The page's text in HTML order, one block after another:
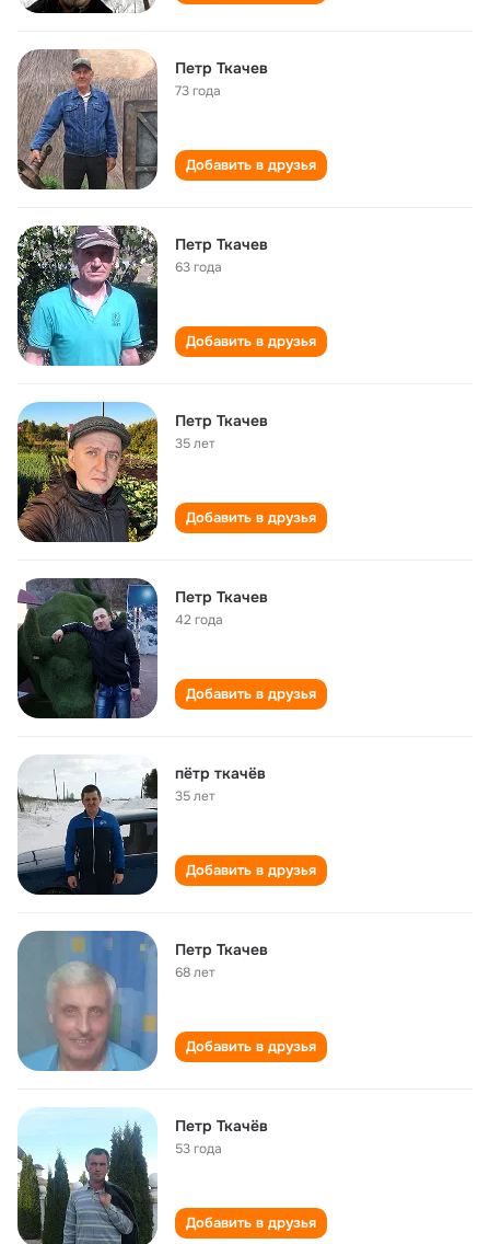
Петр Ткачев
73 года
Добавить в друзья
Петр Ткачев
63 года
Добавить в друзья
Петр Ткачев
35 лет
Добавить в друзья
Петр Ткачев
42 года
Добавить в друзья
пётр ткачёв
35 лет
Добавить в друзья
Петр Ткачев
68 лет
Добавить в друзья
Петр Ткачёв
53 года
Добавить в друзья